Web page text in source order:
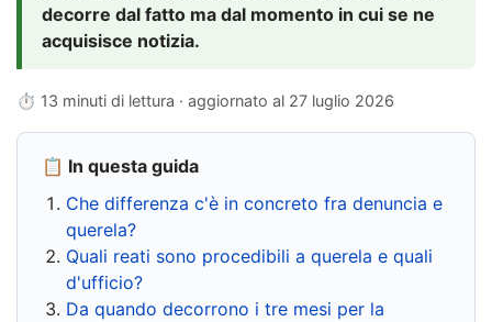
decorre dal fatto ma dal momento in cui se ne
acquisisce notizia.
⏱ 13 minuti di lettura · aggiornato al 27 luglio 2026
📋 In questa guida
Che differenza c'è in concreto fra denuncia e
querela?
Quali reati sono procedibili a querela e quali
d'ufficio?
Da quando decorrono i tre mesi per la